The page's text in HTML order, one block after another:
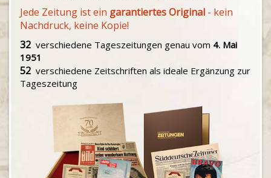
Jede Zeitung ist ein garantiertes Original - kein
Nachdruck, keine Kopie!
32 verschiedene Tageszeitungen genau vom 4. Mai
1951
52 verschiedene Zeitschriften als ideale Ergänzung zur
Tageszeitung